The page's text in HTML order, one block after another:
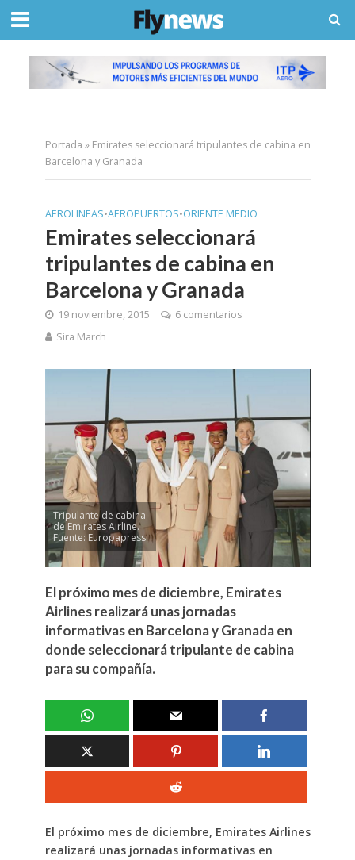
Portada » Emirates seleccionará tripulantes de cabina en
Barcelona y Granada
AEROLINEAS•AEROPUERTOS•ORIENTE MEDIO
Emirates seleccionará
tripulantes de cabina en
Barcelona y Granada
19 noviembre, 2015
6 comentarios
Sira March
Tripulante de cabina
de Emirates Airline.
Fuente: Europapress
El próximo mes de diciembre, Emirates
Airlines realizará unas jornadas
informativas en Barcelona y Granada en
donde seleccionará tripulante de cabina
para su compañía.
El próximo mes de diciembre, Emirates Airlines
realizará unas jornadas informativas en